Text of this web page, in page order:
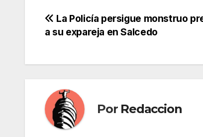
Navegación
entradas
La Policía persigue monstruo
a su expareja en Salcedo
Por Redaccion